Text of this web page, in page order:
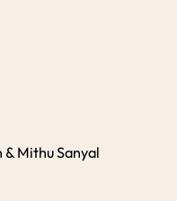
Mithu Sanyal